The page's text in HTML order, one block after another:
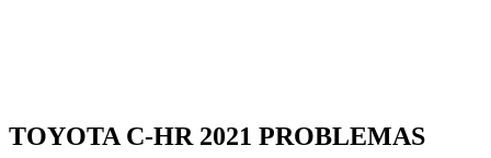
TOYOTA C-HR 2021 PROBLEMAS